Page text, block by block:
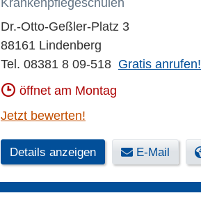
Krankenpflegeschulen
Dr.-Otto-Geßler-Platz 3
88161 Lindenberg
Tel. 08381 8 09-518 Gratis anrufen!
öffnet am Montag
Jetzt bewerten!
Details anzeigen E-Mail